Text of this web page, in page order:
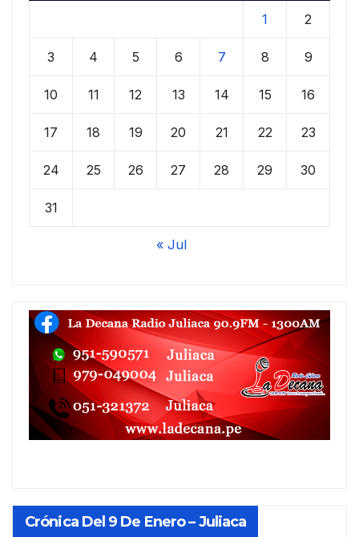
1 2
3 4 5 6 7 8 9
10 11 12 13 14 15 16
17 18 19 20 21 22 23
24 25 26 27 28 29 30
31
« Jul
Crónica Del 9 De Enero – Juliaca